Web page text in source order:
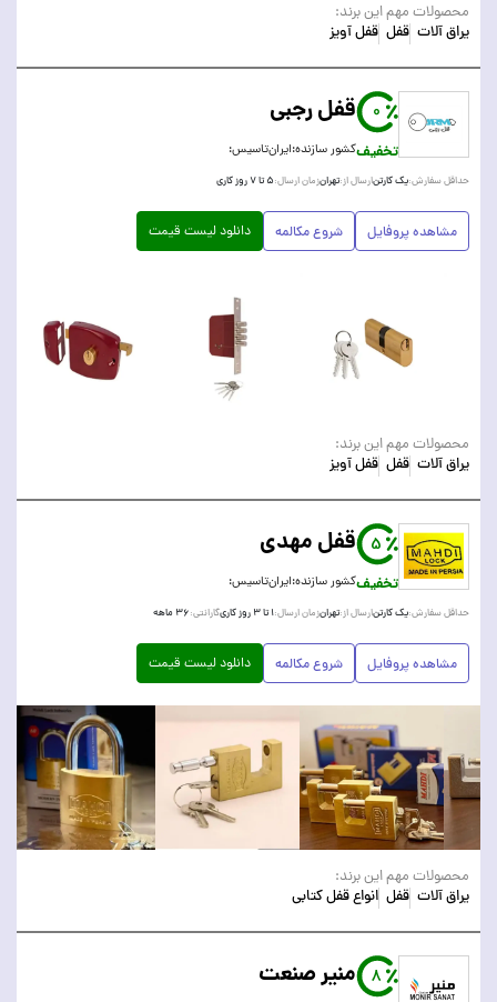
محصولات مهم این برند:
یراق آلات قفل قفل آویز
0
تخفیف
قفل رجبی
کشور سازنده:ایرانتاسیس:
حداقل سفارش:یک کارتنارسال از:تهرانزمان ارسال:۵ تا ۷ روز کاری
مشاهده پروفایل شروع مکالمه دانلود لیست قیمت
محصولات مهم این برند:
یراق آلات قفل قفل آویز
5
تخفیف
قفل مهدی
کشور سازنده:ایرانتاسیس:
حداقل سفارش:یک کارتنارسال از:تهرانزمان ارسال:۱ تا ۳ روز کاری گارانتی:۳۶ ماهه
مشاهده پروفایل شروع مکالمه دانلود لیست قیمت
محصولات مهم این برند:
یراق آلات قفل انواع قفل کتابی
8 منیر صنعت